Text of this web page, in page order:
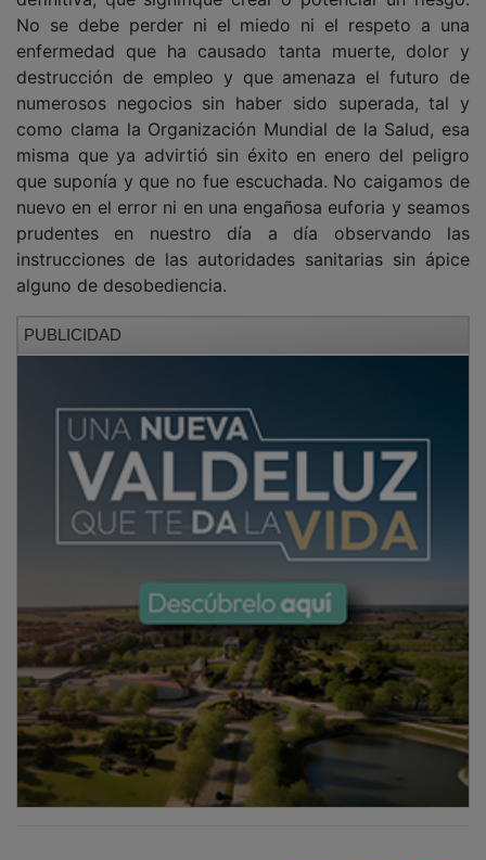
No se debe perder ni el miedo ni el respeto a una
enfermedad que ha causado tanta muerte, dolor y
destrucción de empleo y que amenaza el futuro de
numerosos negocios sin haber sido superada, tal y
como clama la Organización Mundial de la Salud, esa
misma que ya advirtió sin éxito en enero del peligro
que suponía y que no fue escuchada. No caigamos de
nuevo en el error ni en una engañosa euforia y seamos
prudentes en nuestro día a día observando las
instrucciones de las autoridades sanitarias sin ápice
alguno de desobediencia.